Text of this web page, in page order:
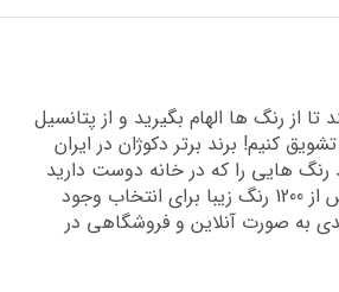
از رنگ ها الهام بگیرید و از پتانسیل
کنیم! برند برتر دکوژان در ایران
هایی را که در خانه دوست دارید
پیدا کنید و دانش تخصصی لازم را برای دستیابی به نتایج عالی به شما می دهد. بیش از 1200 رنگ زیبا برای انتخاب وجود
به صورت آنلاین و فروشگاهی در